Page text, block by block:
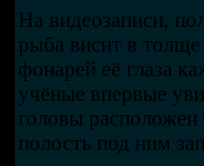
На видеозаписи,
рыба висит в
фонарей её глаза
учёные впервые
головы
полость под ним